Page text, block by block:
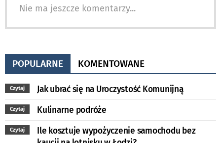
Nie ma jeszcze komentarzy...
POPULARNE KOMENTOWANE
Czytaj Jak ubrać się na Uroczystość Komunijną
Czytaj Kulinarne podróże
Czytaj
Ile kosztuje wypożyczenie samochodu bez